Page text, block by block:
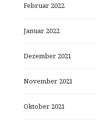
Februar 2022
Januar 2022
Dezember 2021
November 2021
Oktober 2021